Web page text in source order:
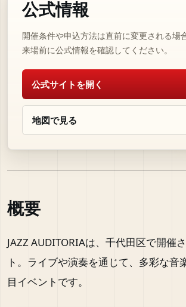
公式情報
開催条件や申込方法は直前に変更される場
来場前に公式情報を確認してください。
公式サイトを開く
地図で見る
概要
JAZZ AUDITORIAは、千代田区で開催
ト。ライブや演奏を通じて、多彩な音
目イベントです。